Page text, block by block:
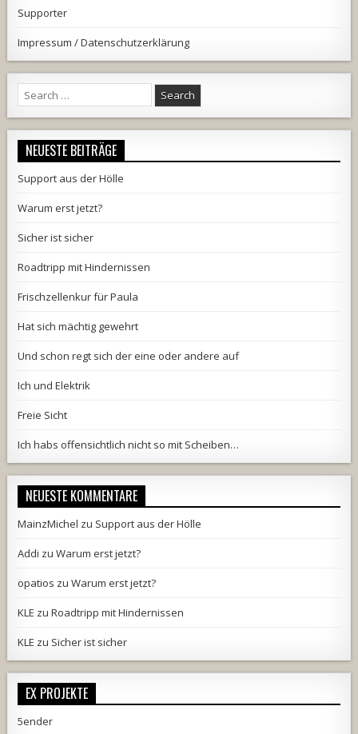
Supporter
Impressum / Datenschutzerklärung
Search
for:
NEUESTE BEITRÄGE
Support aus der Hölle
Warum erst jetzt?
Sicher ist sicher
Roadtripp mit Hindernissen
Frischzellenkur für Paula
Hat sich mächtig gewehrt
Und schon regt sich der eine oder andere auf
Ich und Elektrik
Freie Sicht
Ich habs offensichtlich nicht so mit Scheiben…
NEUESTE KOMMENTARE
MainzMichel zu Support aus der Hölle
Addi zuWarum erst jetzt?
opatios zuWarum erst jetzt?
KLE zuRoadtripp mit Hindernissen
KLE zu Sicher ist sicher
EX PROJEKTE
5ender